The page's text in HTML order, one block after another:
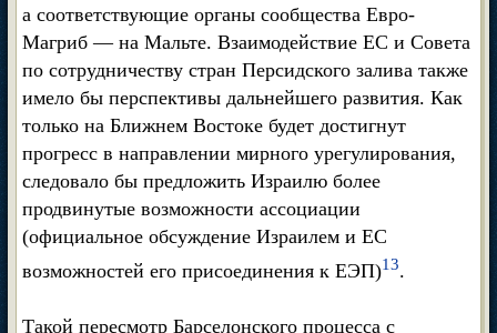
а соответствующие органы сообщества Евро-
Магриб — на Мальте. Взаимодействие ЕС и Совета
по сотрудничеству стран Персидского залива также
имело бы перспективы дальнейшего развития. Как
только на Ближнем Востоке будет достигнут
прогресс в направлении мирного урегулирования,
следовало бы предложить Израилю более
продвинутые возможности ассоциации
(официальное обсуждение Израилем и ЕС
возможностей его присоединения к ЕЭП)13.
Такой пересмотр Барселонского процесса с